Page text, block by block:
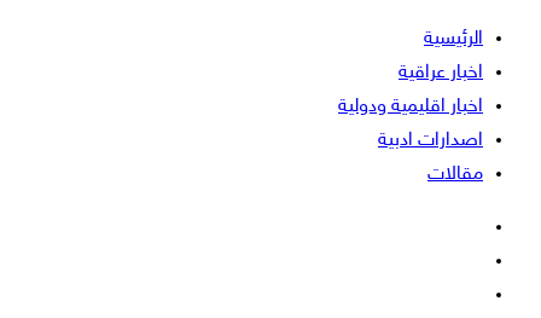
الرئيسية
اخبار عراقية
اخبار اقليمية ودولية
اصدارات ادبية
مقالات